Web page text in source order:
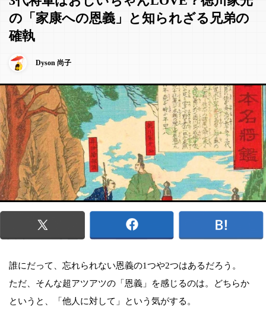
の「家康への恩義」と知られざる兄弟の
確執
Dyson 尚子
誰にだって、忘れられない恩義の1つや2つはあるだろう。
ただ、そんな超アツアツの「恩義」を感じるのは。どちらか
というと、「他人に対して」という気がする。